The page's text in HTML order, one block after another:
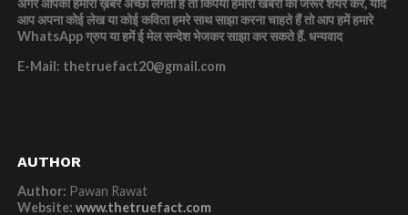
आप अपना कोई लेख या कोई कविता हमरे साथ साझा करना चाहते हैं तो आप हमें हमारे
WhatsApp ग्रुप या हमें ई मेल सन्देश भेजकर साझा कर सकते हैं.धन्यवाद
E-Mail: thetruefact20@gmail.com
AUTHOR
Author: Pawan Rawat
Website: www.thetruefact.com